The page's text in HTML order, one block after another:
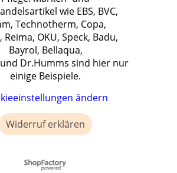
wie EBS, BVC,
Technotherm, Copa,
Reima, OKU, Speck, Badu,
Bayrol, Bellaqua,
Dr.Humms sind hier nur
einige Beispiele.
ändern
Widerruf erklären
erstellt mit ShopFactory Shop Software.